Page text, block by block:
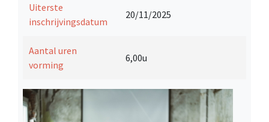
Uiterste
inschrijvingsdatum
20/11/2025
Aantal uren
vorming
6,00u